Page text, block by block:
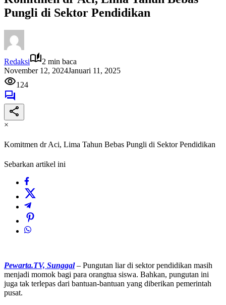
Pungli di Sektor Pendidikan
Redaksi
2 min baca
November 12, 2024Januari 11, 2025
124
×
Komitmen dr Aci, Lima Tahun Bebas Pungli di Sektor Pendidikan
Sebarkan artikel ini
Pewarta.TV, Sunggal– Pungutan liar di sektor pendidikan masih
menjadi momok bagi para orangtua siswa. Bahkan, pungutan ini
juga tak terlepas dari bantuan-bantuan yang diberikan pemerintah
pusat.